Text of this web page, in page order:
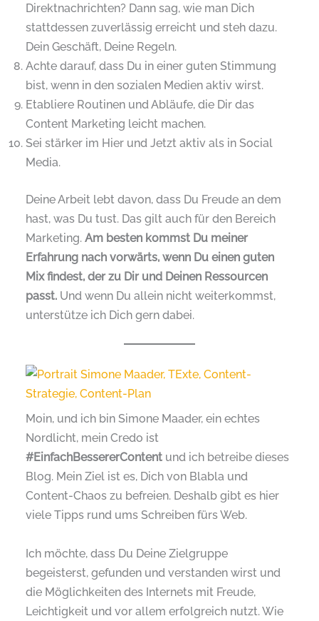
Direktnachrichten? Dann sag, wie man Dich
stattdessen zuverlässig erreicht und steh dazu.
Dein Geschäft, Deine Regeln.
Achte darauf, dass Du in einer guten Stimmung
bist, wenn in den sozialen Medien aktiv wirst.
Etabliere Routinen und Abläufe, die Dir das
Content Marketing leicht machen.
Sei stärker im Hier und Jetzt aktiv als in Social
Media.
Deine Arbeit lebt davon, dass Du Freude an dem
hast, was Du tust. Das gilt auch für den Bereich
Marketing.Am besten kommst Du meiner
Erfahrung nach vorwärts, wenn Du einen guten
Mix findest, der zu Dir und Deinen Ressourcen
passt. Und wenn Du allein nicht weiterkommst,
unterstütze ich Dich gern dabei.
Moin, und ich bin Simone Maader, ein echtes
Nordlicht, mein Credo ist
#EinfachBessererContent und ich betreibe dieses
Blog. Mein Ziel ist es, Dich von Blabla und
Content-Chaos zu befreien. Deshalb gibt es hier
viele Tipps rund ums Schreiben fürs Web.
Ich möchte, dass Du Deine Zielgruppe
begeisterst, gefunden und verstanden wirst und
die Möglichkeiten des Internets mit Freude,
Leichtigkeit und vor allem erfolgreich nutzt. Wie